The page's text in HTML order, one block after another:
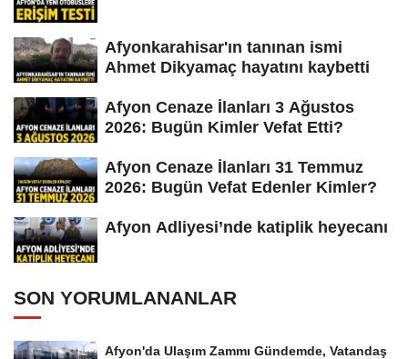
Afyonkarahisar'ın tanınan ismi
Ahmet Dikyamaç hayatını kaybetti
Afyon Cenaze İlanları 3 Ağustos
2026: Bugün Kimler Vefat Etti?
Afyon Cenaze İlanları 31 Temmuz
2026: Bugün Vefat Edenler Kimler?
Afyon Adliyesi’nde katiplik heyecanı
SON YORUMLANANLAR
Afyon'da Ulaşım Zammı Gündemde, Vatandaş